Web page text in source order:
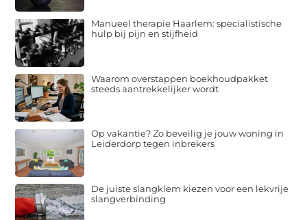
Manueel therapie Haarlem: specialistische
hulp bij pijn en stijfheid
Waarom overstappen boekhoudpakket
steeds aantrekkelijker wordt
Op vakantie? Zo beveilig je jouw woning in
Leiderdorp tegen inbrekers
De juiste slangklem kiezen voor een lekvrije
slangverbinding